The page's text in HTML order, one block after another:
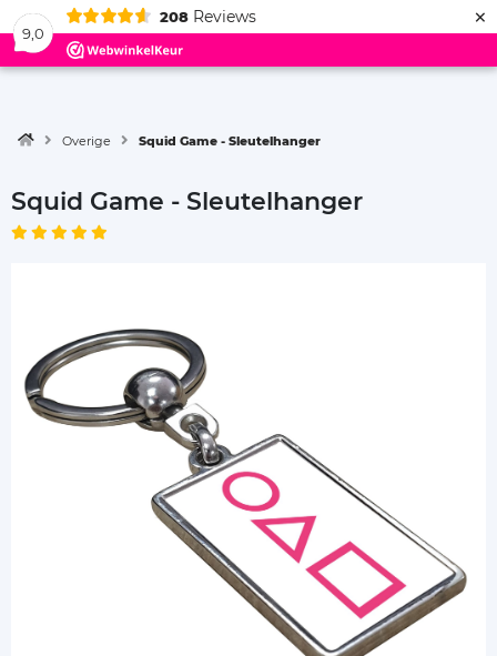
9,0
208 Reviews ×
Menu
Overige Squid Game - Sleutelhanger
Squid Game - Sleutelhanger